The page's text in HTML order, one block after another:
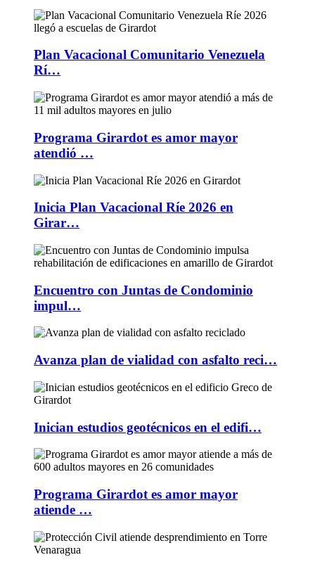
Plan Vacacional Comunitario Venezuela
Rí…
Programa Girardot es amor mayor
atendió …
Inicia Plan Vacacional Ríe 2026 en
Girar…
Encuentro con Juntas de Condominio
impul…
Avanza plan de vialidad con asfalto reci…
Inician estudios geotécnicos en el edifi…
Programa Girardot es amor mayor
atiende …